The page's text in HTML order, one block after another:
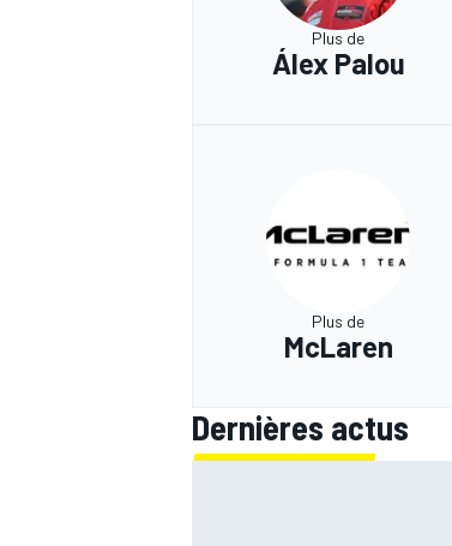
Plus de
Álex Palou
Plus de
McLaren
Dernières actus